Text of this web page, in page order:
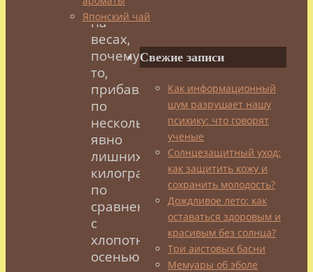
весны
на
весах,
почему
то,
прибавляется
по
несколько
явно
лишних
килограммов
по
сравнению
с
хлопотной
осенью.
Японский чай
Свежие записи
Как информационный
шум разрушает нашу
психику: что говорят
ученые
Солнцезащитный уход:
как защитить кожу и
сохранить молодость?
Дождливое лето: как
оставаться здоровым и
красивым без солнца?
Три аистовых басни
Мемуары об эболе